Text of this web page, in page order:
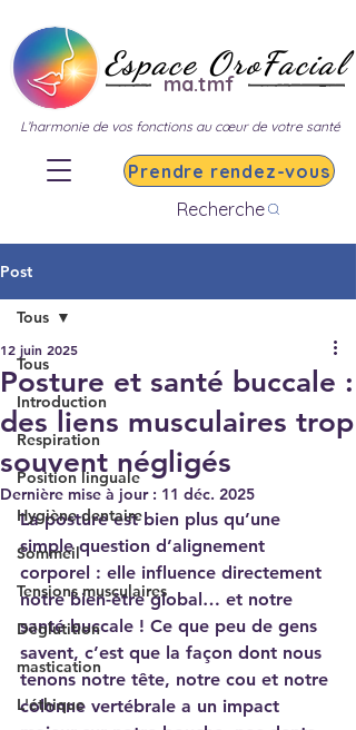
Recherche
Prendre rendez-vous
ma.tmf
Espace OroFacial
L’harmonie de vos fonctions au cœur de votre santé
Post
Tous
Introduction
Respiration
Position linguale
Hygiène dentaire
Sommeil
Tensions musculaires
Déglutition
mastication
L'éthique
Tous
Posture et santé buccale :
des liens musculaires trop
souvent négligés
12 juin 2025
Dernière mise à jour : 11 déc. 2025
La posture est bien plus qu’une
simple question d’alignement
corporel : elle influence directement
notre bien-être global… et notre
santé buccale ! Ce que peu de gens
savent, c’est que la façon dont nous
tenons notre tête, notre cou et notre
colonne vertébrale a un impact